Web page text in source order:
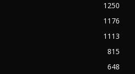
1250
1176
1113
815
648